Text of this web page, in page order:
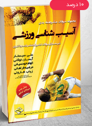
۱۰ درصد